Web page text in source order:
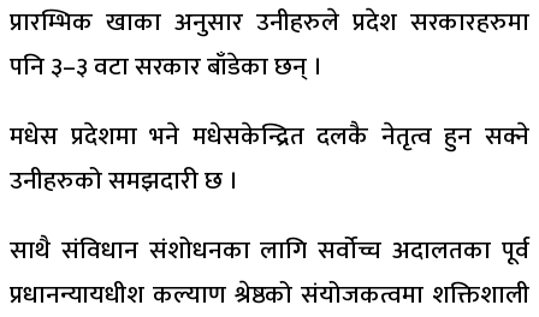
प्रारम्भिक खाका अनुसार उनीहरुले प्रदेश सरकारहरुमा
पनि ३–३ वटा सरकार बाँडेका छन् ।
मधेस प्रदेशमा भने मधेसकेन्द्रित दलकै नेतृत्व हुन सक्ने
उनीहरुको समझदारी छ ।
साथै संविधान संशोधनका लागि सर्वोच्च अदालतका पूर्व
प्रधानन्यायधीश कल्याण श्रेष्ठको संयोजकत्वमा शक्तिशाली